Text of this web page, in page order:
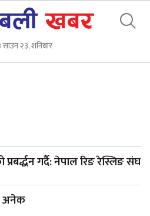
२३, शनिबार
प्रबर्द्धन गर्दै: नेपाल रिङ रेस्लिङ संघ
अनेक